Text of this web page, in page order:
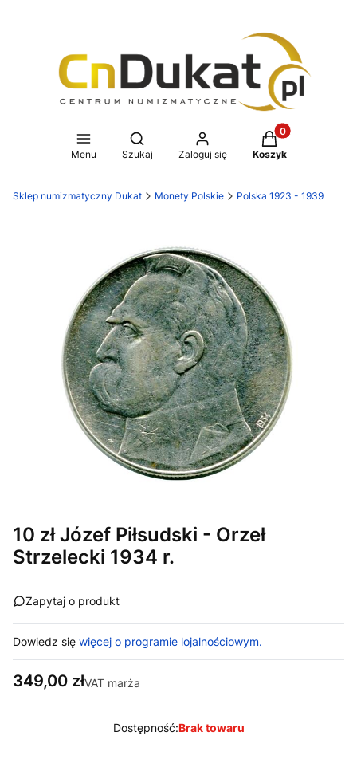
Menu
Otwórz wyszukiwarkę
Szukaj Zaloguj się
Produkty w
Koszyk
Sklep numizmatyczny Dukat Monety Polskie Polska 1923 - 1939
10 zł Józef Piłsudski - Orzeł
Strzelecki 1934 r.
Zapytaj o produkt
Dowiedz się więcej o programie lojalnościowym.
Cena
349,00 złVAT marża
Dostępność:Brak towaru